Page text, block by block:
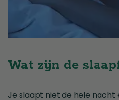
Wat zijn de
Je slaapt niet de hele nacht